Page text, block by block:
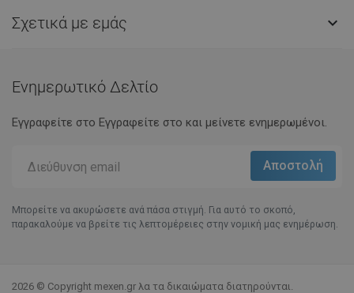
Σχετικά με εμάς 
Ενημερωτικό Δελτίο
Εγγραφείτε στο Eγγραφείτε στο και μείνετε ενημερωμένοι.
Μπορείτε να ακυρώσετε ανά πάσα στιγμή. Για αυτό το σκοπό,
παρακαλούμε να βρείτε τις λεπτομέρειες στην νομική μας ενημέρωση.
2026 © Copyright mexen.gr λα τα δικαιώματα διατηρούνται.